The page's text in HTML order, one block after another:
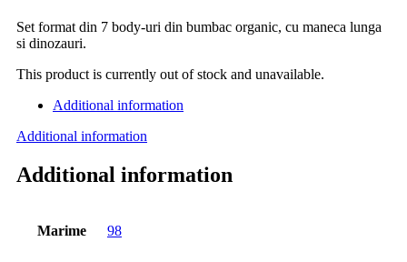
Set format din 7 body-uri din bumbac organic, cu maneca lunga
si dinozauri.
This product is currently out of stock and unavailable.
Additional information
Additional information
Additional information
Marime 98